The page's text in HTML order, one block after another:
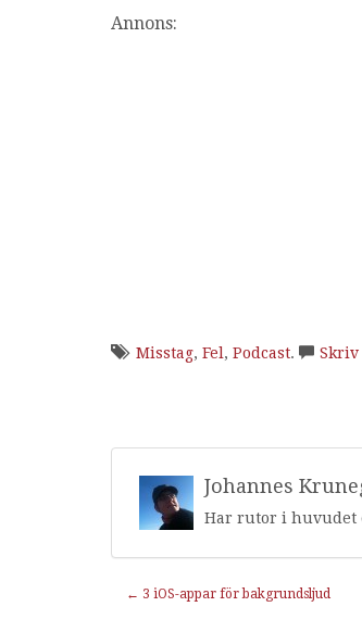
Annons:
Misstag, Fel, Podcast. Skriv
Johannes
Har rutor i huvudet
Inläggnavigering
← 3 iOS-appar för bakgrundsljud